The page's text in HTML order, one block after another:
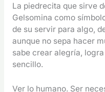
La piedrecita que sirve
Gelsomina como
de su servir para algo,
aunque no sepa hacer
sabe crear alegría,
sencillo.
Ver lo humano. Ser